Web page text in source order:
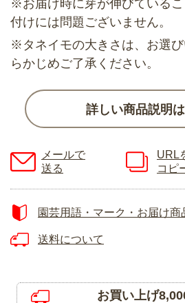
※お届け時に芽が伸びているこ
付けには問題ございません。
※タネイモの大きさは、お選
らかじめご了承ください。
詳しい商品説明
メールで
送る
URL
コピ
園芸用語・マーク・お届け商
送料について
お買い上げ